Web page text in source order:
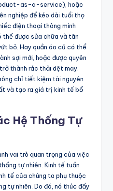
as-a-service), hoặc
nghiệp để kéo dài tuổi thọ
điện thoại thông minh
thể được sửa chữa và tân
bỏ. Hay quần áo cũ có thể
sợi mới, hoặc được quyên
thành rác thải dệt may.
chỉ tiết kiệm tài nguyên
và tạo ra giá trị kinh tế bổ
Hệ Thống Tự
vai trò quan trọng của việc
tự nhiên. Kinh tế tuần
tế của chúng ta phụ thuộc
tự nhiên. Do đó, nó thúc đẩy